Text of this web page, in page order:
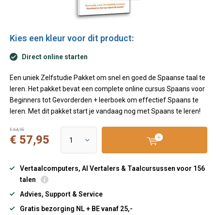
Kies een kleur voor dit product:
Direct online starten
Een uniek Zelfstudie Pakket om snel en goed de Spaanse taal te
leren. Het pakket bevat een complete online cursus Spaans voor
Beginners tot Gevorderden + leerboek om effectief Spaans te
leren. Met dit pakket start je vandaag nog met Spaans te leren!
€ 64,95
€ 57,95
Vertaalcomputers, AI Vertalers & Taalcursussen voor 156
talen
Advies, Support & Service
Gratis bezorging NL + BE vanaf 25,-